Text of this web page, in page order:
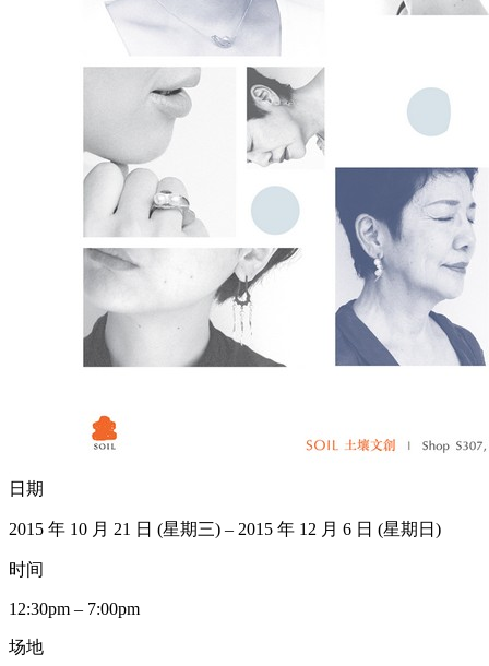
日期
2015 年 10 月 21 日 (星期三) – 2015 年 12 月 6 日 (星期日)
时间
12:30pm – 7:00pm
场地